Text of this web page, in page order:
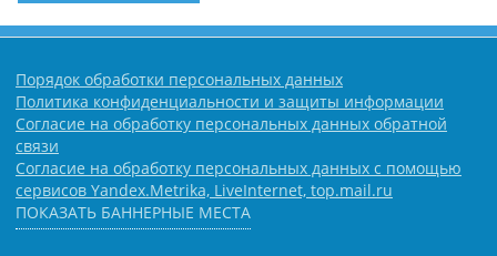
Порядок обработки персональных данных
Политика конфиденциальности и защиты информации
Согласие на обработку персональных данных обратной
связи
Согласие на обработку персональных данных с помощью
сервисов Yandex.Metrika, LiveInternet, top.mail.ru
ПОКАЗАТЬ БАННЕРНЫЕ МЕСТА